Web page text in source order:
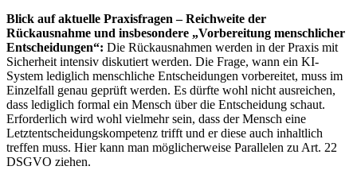
Blick auf aktuelle Praxisfragen – Reichweite der
Rückausnahme und insbesondere „Vorbereitung menschlicher
Entscheidungen“: Die Rückausnahmen werden in der Praxis mit
Sicherheit intensiv diskutiert werden. Die Frage, wann ein KI-
System lediglich menschliche Entscheidungen vorbereitet, muss im
Einzelfall genau geprüft werden. Es dürfte wohl nicht ausreichen,
dass lediglich formal ein Mensch über die Entscheidung schaut.
Erforderlich wird wohl vielmehr sein, dass der Mensch eine
Letztentscheidungskompetenz trifft und er diese auch inhaltlich
treffen muss. Hier kann man möglicherweise Parallelen zu Art. 22
DSGVO ziehen.